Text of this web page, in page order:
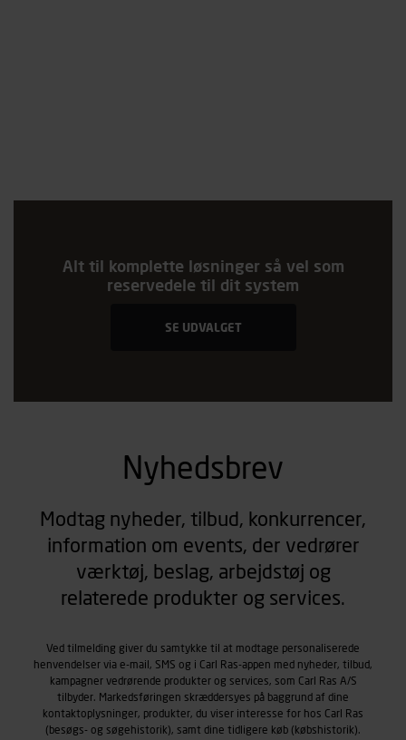
Alt til komplette løsninger så vel som
reservedele til dit system
SE UDVALGET
Nyhedsbrev
Modtag nyheder, tilbud, konkurrencer,
information om events, der vedrører
værktøj, beslag, arbejdstøj og
relaterede produkter og services.
Ved tilmelding giver du samtykke til at modtage personaliserede
henvendelser via e-mail, SMS og i Carl Ras-appen med nyheder, tilbud,
kampagner vedrørende produkter og services, som Carl Ras A/S
tilbyder. Markedsføringen skræddersyes på baggrund af dine
kontaktoplysninger, produkter, du viser interesse for hos Carl Ras
(besøgs- og søgehistorik), samt dine tidligere køb (købshistorik).